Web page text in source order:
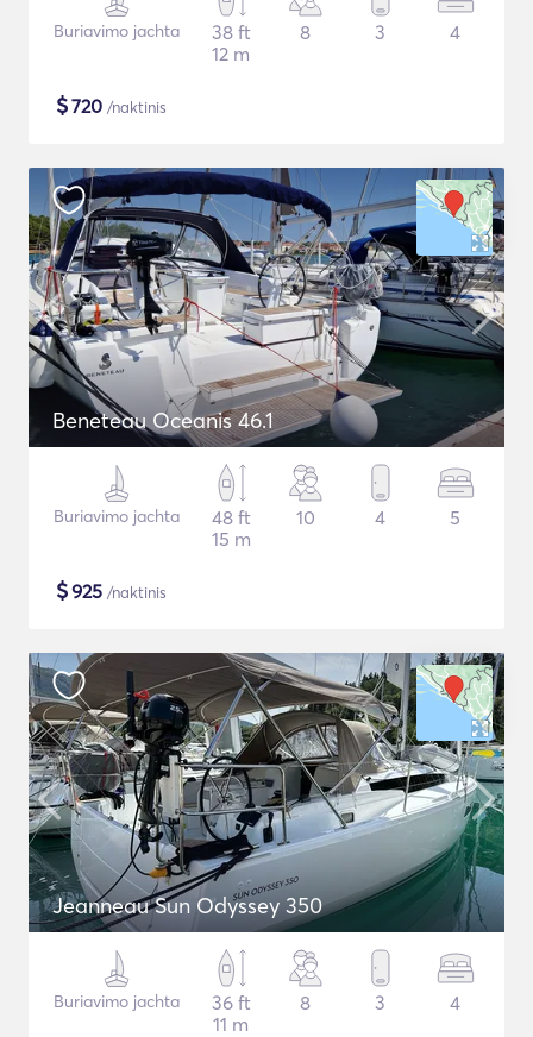
Buriavimo jachta
38 ft
12 m
8 3 4
$720 /naktinis
Beneteau Oceanis 46.1
Buriavimo jachta
48 ft
15 m
10 4 5
$925 /naktinis
Jeanneau Sun Odyssey 350
Buriavimo jachta
36 ft
11 m
8 3 4